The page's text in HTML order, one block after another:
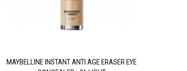
MAYBELLINE INSTANT ANTI AGE ERASER EYE